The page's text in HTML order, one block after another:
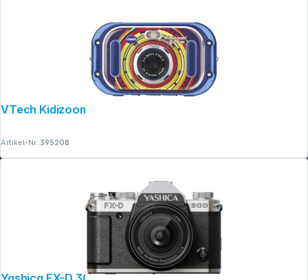
VTech Kidizoom Touch 5.0 blau
Artikel-Nr.:395208